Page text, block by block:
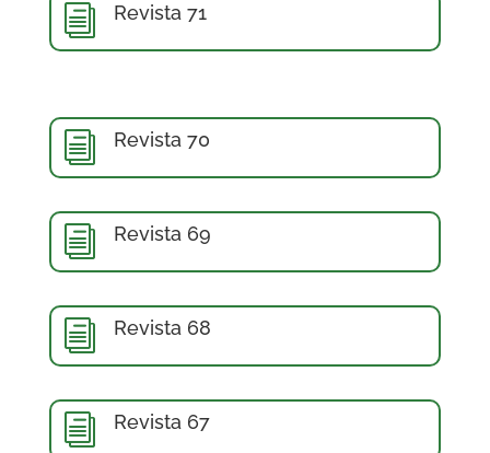
i Revista 71
i Revista 70
i Revista 69
i Revista 68
i Revista 67